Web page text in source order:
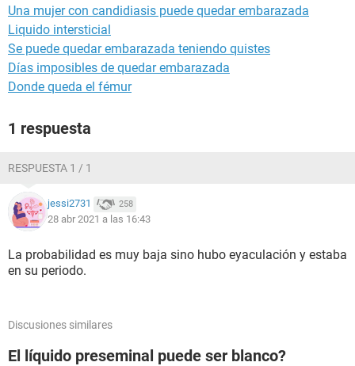
Una mujer con candidiasis puede quedar embarazada
Liquido intersticial
Se puede quedar embarazada teniendo quistes
Días imposibles de quedar embarazada
Donde queda el fémur
1 respuesta
RESPUESTA 1 / 1
jessi2731 258
28 abr 2021 a las 16:43
La probabilidad es muy baja sino hubo eyaculación y estaba
en su periodo.
Discusiones similares
El líquido preseminal puede ser blanco?